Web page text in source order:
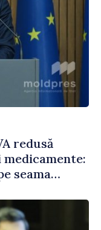
redusă
seama